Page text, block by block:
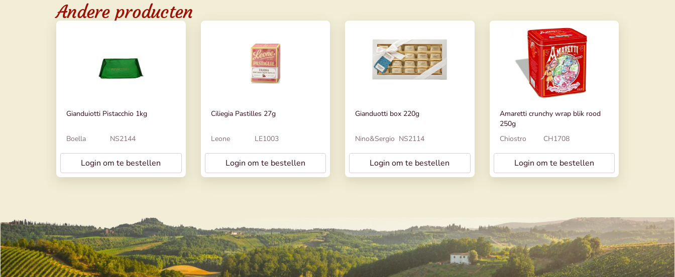
Andere producten
Gianduiotti Pistacchio 1kg
Boella NS2144
Login om te bestellen
Ciliegia Pastilles 27g
Leone LE1003
Login om te bestellen
Gianduotti box 220g
Nino&Sergio NS2114
Login om te bestellen
Amaretti crunchy wrap blik rood
250g
Chiostro
CH1708
Login om te bestellen